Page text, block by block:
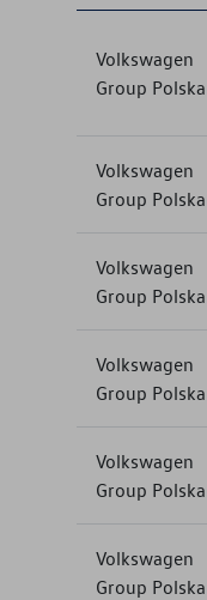
Volkswagen
Group Polska
Volkswagen
Group Polska
Volkswagen
Group Polska
Volkswagen
Group Polska
Volkswagen
Group Polska
Volkswagen
Group Polska